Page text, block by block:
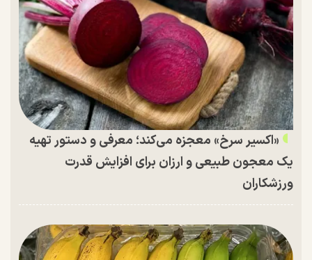
«اکسیر سرخ» معجزه می‌کند؛ معرفی و دستور تهیه
یک معجون طبیعی و ارزان برای افزایش قدرت
ورزشکاران